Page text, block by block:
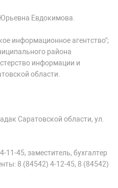
Евдокимова.
информационное агентство";
района
информации и
области.
Саратовской области, ул.
45, заместитель, бухгалтер
8 (84542) 4-12-45, 8 (84542)